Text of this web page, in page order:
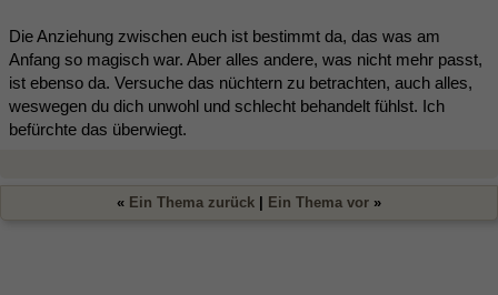
Die Anziehung zwischen euch ist bestimmt da, das was am
Anfang so magisch war. Aber alles andere, was nicht mehr passt,
ist ebenso da. Versuche das nüchtern zu betrachten, auch alles,
weswegen du dich unwohl und schlecht behandelt fühlst. Ich
befürchte das überwiegt.
« Ein Thema zurück Ein Thema vor »